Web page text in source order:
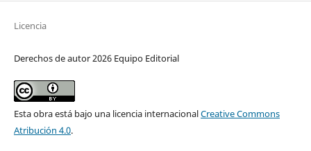
Licencia
Derechos de autor 2026 Equipo Editorial
Esta obra está bajo una licencia internacionalCreative Commons
Atribución 4.0.